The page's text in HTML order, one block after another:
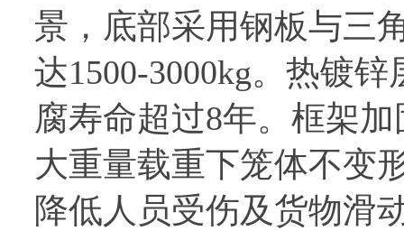
景，底部采用钢板与三
达1500-3000kg。热镀
腐寿命超过8年。框架
大重量载重下笼体不变
降低人员受伤及货物滑